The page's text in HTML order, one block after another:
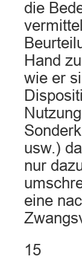
die
Hand
wie er
usw.)
nur
eine
15